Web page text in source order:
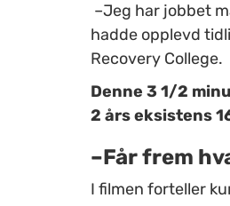
–Jeg har jobbet
hadde opplevd
Recovery College.
Denne 3 1/2
2 års eksistens
–Får frem
I filmen forteller